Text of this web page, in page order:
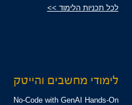
לכל תכניות הלימוד >>
לימודי מחשבים והייטק
No-Code with GenAI Hands-On